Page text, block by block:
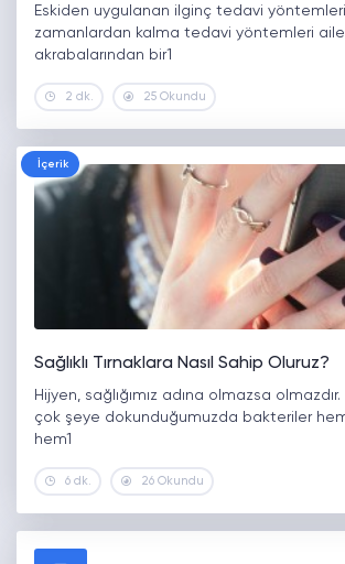
Eskiden uygulanan ilginç tedavi
zamanlardan kalma tedavi yöntemleri
akrabalarından bir1
2 dk. 25 Okundu
İçerik
Sağlıklı Tırnaklara Nasıl Sahip Oluruz?
Hijyen, sağlığımız adına olmazsa
çok şeye dokunduğumuzda bakteriler
hem1
6 dk. 26 Okundu